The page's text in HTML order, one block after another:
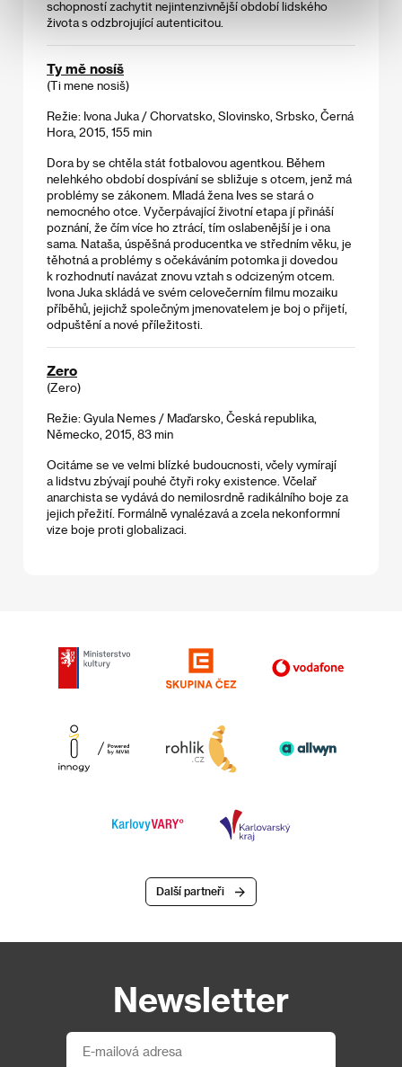
schopností zachytit nejintenzivnější období lidského
života s odzbrojující autenticitou.
Ty mě nosíš
(Ti mene nosiš)
Režie: Ivona Juka / Chorvatsko, Slovinsko, Srbsko, Černá
Hora, 2015, 155 min
Dora by se chtěla stát fotbalovou agentkou. Během
nelehkého období dospívání se sbližuje s otcem, jenž má
problémy se zákonem. Mladá žena Ives se stará o
nemocného otce. Vyčerpávající životní etapa jí přináší
poznání, že čím více ho ztrácí, tím oslabenější je i ona
sama. Nataša, úspěšná producentka ve středním věku, je
těhotná a problémy s očekáváním potomka ji dovedou
k rozhodnutí navázat znovu vztah s odcizeným otcem.
Ivona Juka skládá ve svém celovečerním filmu mozaiku
příběhů, jejichž společným jmenovatelem je boj o přijetí,
odpuštění a nové příležitosti.
Zero
(Zero)
Režie: Gyula Nemes / Maďarsko, Česká republika,
Německo, 2015, 83 min
Ocitáme se ve velmi blízké budoucnosti, včely vymírají
a lidstvu zbývají pouhé čtyři roky existence. Včelař
anarchista se vydává do nemilosrdně radikálního boje za
jejich přežití. Formálně vynalézavá a zcela nekonformní
vize boje proti globalizaci.
Další partneři
Newsletter